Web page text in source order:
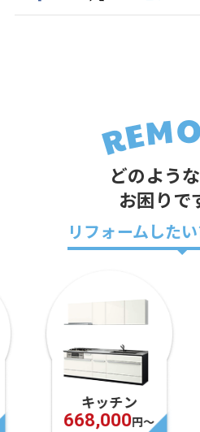
どのよう
お困りで
リフォームした
キッチン
668,000円〜